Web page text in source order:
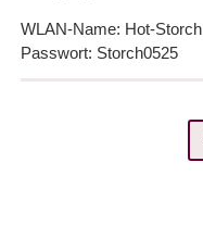
WLAN-Name: Hot-Storch
Passwort: Storch0525